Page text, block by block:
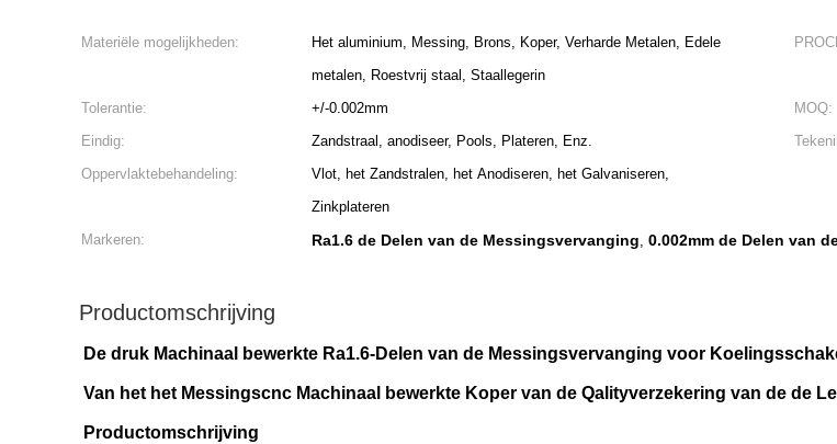
Materiële mogelijkheden:
Het aluminium, Messing, Brons, Koper, Verharde Metalen, Edele
metalen, Roestvrij staal, Staallegerin
Tolerantie: +/-0.002mm MOQ:
Eindig:
Zandstraal, anodiseer, Pools, Plateren, Enz.
Oppervlaktebehandeling:
Vlot, het Zandstralen, het Anodiseren, het Galvaniseren,
Zinkplateren
Markeren:
Ra1.6 de Delen van de Messingsvervanging, 0.002mm de Delen van
Productomschrijving
De druk Machinaal bewerkte Ra1.6-Delen van de Messingsvervanging voor
Van het het Messingscnc Machinaal bewerkte Koper van de Qalityverzekering van de de
Productomschrijving